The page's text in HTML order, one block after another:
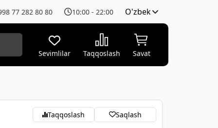
77 282 80 80 10:00 - 22:00 O'zbek
Sevimlilar Taqqoslash Savat
Taqqoslash Saqlash